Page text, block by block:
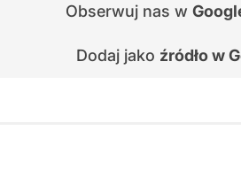
Obserwuj nas w
Dodaj jako źródło w